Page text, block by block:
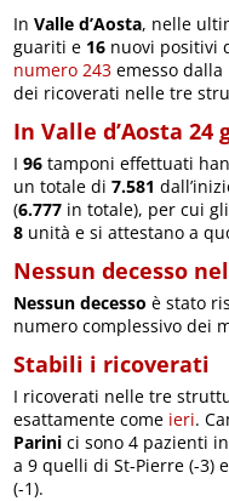
InValle d’Aosta, nelle
guariti e 16 nuovi positivi
numero 243 emesso dalla
dei ricoverati nelle tre
In Valle d’Aosta
I96 tamponi effettuati
un totale di7.581
(6.777 in totale), per cui
8 unità e si attestano a
Nessun decesso
Nessun decesso è stato
numero complessivo dei
Stabili i ricoverati
I ricoverati nelle tre
esattamente come ieri.
Parini ci sono 4 pazienti
a 9 quelli di St-Pierre (-3)
(-1).